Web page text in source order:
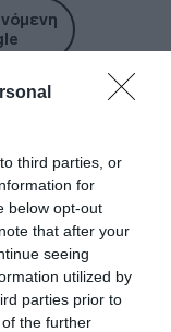
third parties, or
for
below opt-out
that after your
seeing
utilized by
parties prior to
the further
να
– Η
(βίντεο)